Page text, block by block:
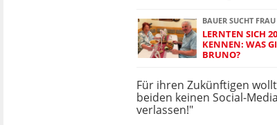
BAUER SUCHT FRAU
LERNTEN SICH
KENNEN: WAS
BRUNO?
Für ihren Zukünftigen
beiden keinen Social-
verlassen!"